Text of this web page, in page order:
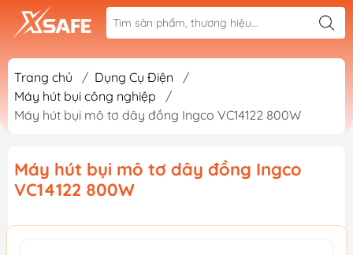
Trang chủ / Dụng Cụ Điện
/
Máy hút bụi công nghiệp
/
Máy hút bụi mô tơ dây đồng Ingco VC14122 800W
Máy hút bụi mô tơ dây đồng Ingco
VC14122 800W